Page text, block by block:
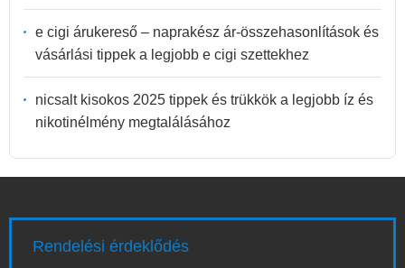
e cigi árukereső – naprakész ár-összehasonlítások és
vásárlási tippek a legjobb e cigi szettekhez
nicsalt kisokos 2025 tippek és trükkök a legjobb íz és
nikotinélmény megtalálásához
Rendelési érdeklődés